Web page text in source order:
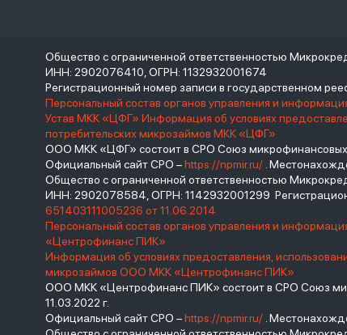
Общество с ограниченной ответственностью
ИНН: 2902076410, ОГРН: 1132932001674
Регистрационный номер записи в государственном
Персональный состав органов управления и
Устав МКК «ЦФГ» Информация об условиях
потребительских микрозаймов МКК «ЦФГ»
ООО МКК «ЦФГ» состоит в СРО Союз микрофинансовых
Официальный сайт СРО –https://npmir.ru/ .
Общество с ограниченной ответственностью
ИНН: 2902078584, ОГРН: 1142932001299
651403111005236 от 11.06.2014
Персональный состав органов управления и
«Центрофинанс ПИК»
Информация об условиях предоставления,
микрозаймов ООО МКК «Центрофинанс ПИК»
ООО МКК «Центрофинанс ПИК» состоит в СРО Союз
11.03.2022 г.
Официальный сайт СРО –https://npmir.ru/ .